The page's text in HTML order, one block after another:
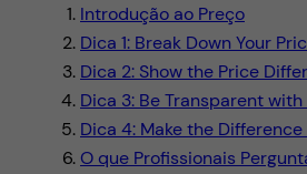
Introdução ao Preço
Dica 1: Break Down Your
Dica 2: Show the Price
Dica 3: Be Transparent with
Dica 4: Make the
O que Profissionais